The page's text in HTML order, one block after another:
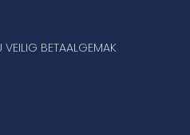
BETAALGEMAK